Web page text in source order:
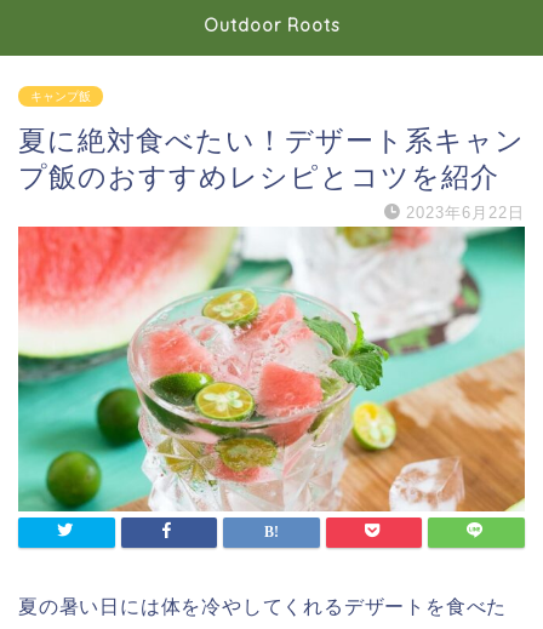
Outdoor Roots
キャンプ飯
夏に絶対食べたい！デザート系キャン
プ飯のおすすめレシピとコツを紹介
2023年6月22日
夏の暑い日には体を冷やしてくれるデザートを食べた